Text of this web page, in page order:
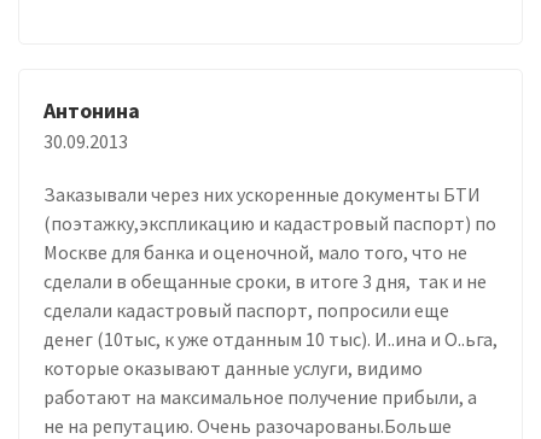
Антонина
30.09.2013
Заказывали через них ускоренные документы БТИ
(поэтажку,экспликацию и кадастровый паспорт) по
Москве для банка и оценочной, мало того, что не
сделали в обещанные сроки, в итоге 3 дня, так и не
сделали кадастровый паспорт, попросили еще
денег (10тыс, к уже отданным 10 тыс). И..ина и О..ьга,
которые оказывают данные услуги, видимо
работают на максимальное получение прибыли, а
не на репутацию. Очень разочарованы.Больше